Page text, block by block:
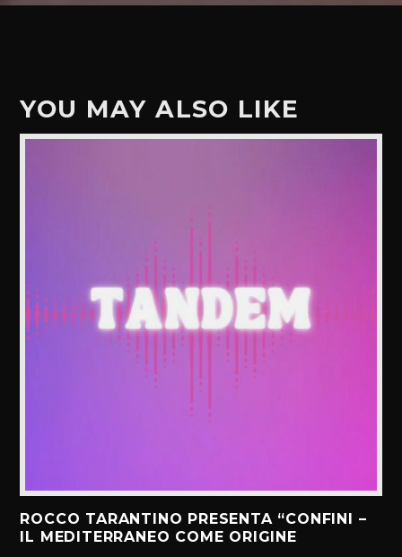
YOU MAY ALSO LIKE
ROCCO TARANTINO PRESENTA “CONFINI –
IL MEDITERRANEO COME ORIGINE